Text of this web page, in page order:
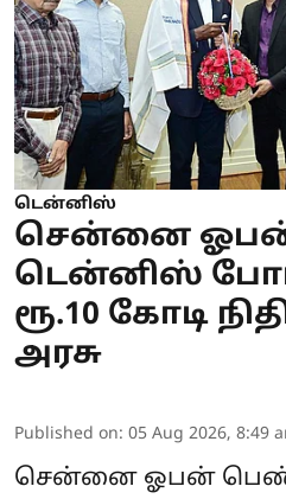
டென்னிஸ்
சென்னை
டென்னிஸ்
ரூ.10 கோடி
அரசு
Published on: 05 Aug 2026, 8:49
சென்னை ஓபன்